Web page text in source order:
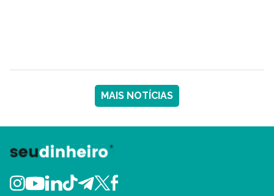
MAIS NOTÍCIAS